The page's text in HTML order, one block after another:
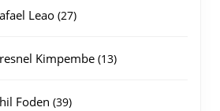
Leao 2727
Kimpembe 1313
Foden 3939